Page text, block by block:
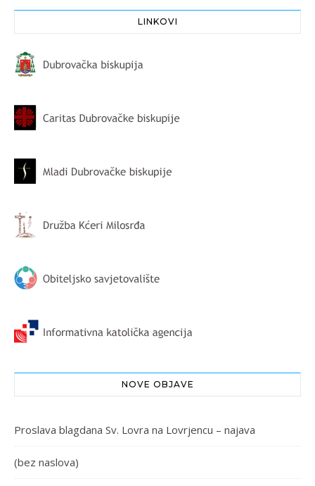
LINKOVI
NOVE OBJAVE
Proslava blagdana Sv. Lovra na Lovrjencu – najava
(bez naslova)